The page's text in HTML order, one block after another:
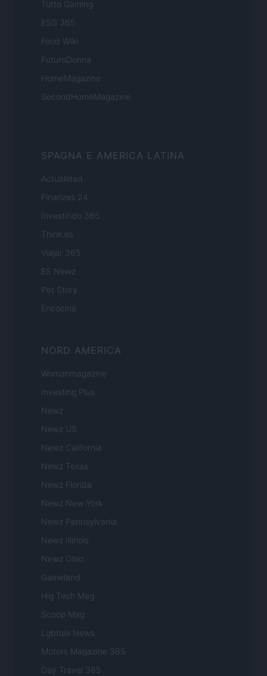
Tutto Gaming
ESG 365
Food Wiki
FuturoDonna
HomeMagazine
SecondHomeMagazine
SPAGNA E AMERICA LATINA
Actualidad
Finanzas 24
Investindo 365
Think.es
Viajar 365
ES Newz
Pet Story
Encocina
NORD AMERICA
Womanmagazine
Investing Plus
Newz
Newz US
Newz California
Newz Texas
Newz Florida
Newz New York
Newz Pennsylvania
Newz Illinois
Newz Ohio
Gameland
Hig Tech Mag
Scoop Mag
Lgbtqia News
Motors Magazine 365
Day Travel 365